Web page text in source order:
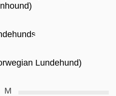
Lundehund)
M